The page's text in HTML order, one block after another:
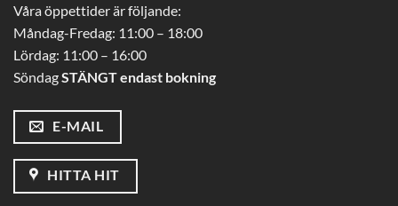
Våra öppettider är följande:
Måndag-Fredag: 11:00 – 18:00
Lördag: 11:00 – 16:00
SöndagSTÄNGT endast bokning
E-MAIL
HITTA HIT